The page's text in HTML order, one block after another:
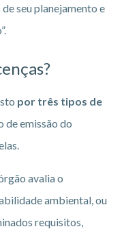
seu planejamento e
por três tipos de
de emissão do
avalia o
ambiental, ou
requisitos,